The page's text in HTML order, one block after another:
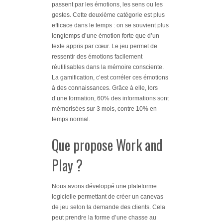
passent par les émotions, les sens ou les
gestes. Cette deuxième catégorie est plus
efficace dans le temps : on se souvient plus
longtemps d’une émotion forte que d’un
texte appris par cœur. Le jeu permet de
ressentir des émotions facilement
réutilisables dans la mémoire consciente.
La gamification, c’est corréler ces émotions
à des connaissances. Grâce à elle, lors
d’une formation, 60% des informations sont
mémorisées sur 3 mois, contre 10% en
temps normal.
Que propose Work and
Play ?
Nous avons développé une plateforme
logicielle permettant de créer un canevas
de jeu selon la demande des clients. Cela
peut prendre la forme d’une chasse au